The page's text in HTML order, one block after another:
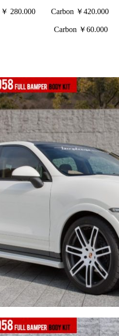
Carbon ￥420.000
Carbon ￥60.000